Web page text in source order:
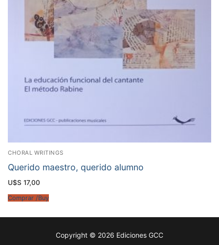
CHORAL WRITINGS
Querido maestro, querido alumno
U$S 17,00
Comprar /Buy
Copyright © 2026 Ediciones GCC